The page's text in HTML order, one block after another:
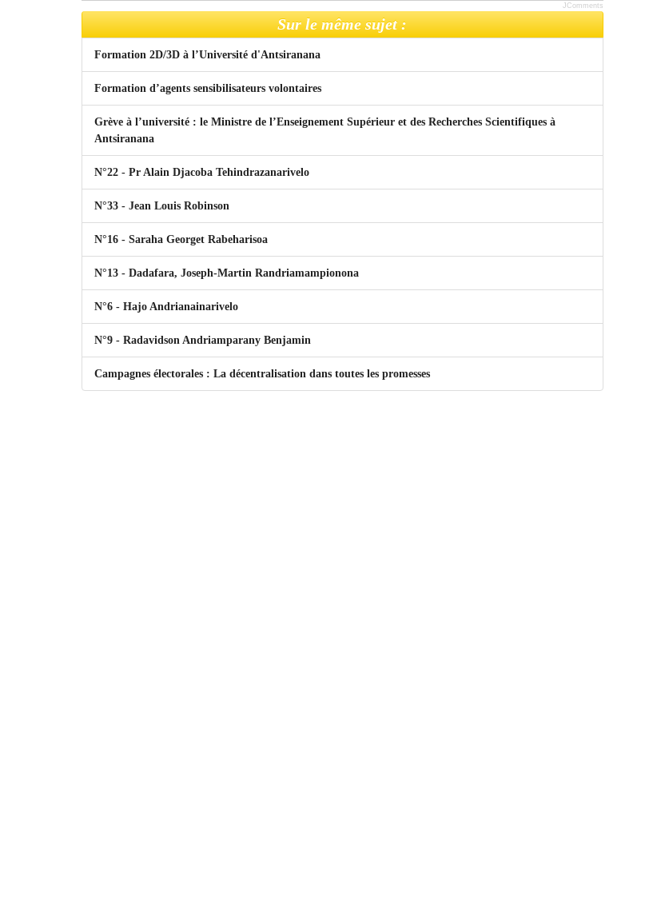
JComments
Sur le même sujet :
Formation 2D/3D à l’Université d'Antsiranana
Formation d’agents sensibilisateurs volontaires
Grève à l’université : le Ministre de l’Enseignement Supérieur et des Recherches Scientifiques à
Antsiranana
N°22 - Pr Alain Djacoba Tehindrazanarivelo
N°33 - Jean Louis Robinson
N°16 - Saraha Georget Rabeharisoa
N°13 - Dadafara, Joseph-Martin Randriamampionona
N°6 - Hajo Andrianainarivelo
N°9 - Radavidson Andriamparany Benjamin
Campagnes électorales : La décentralisation dans toutes les promesses